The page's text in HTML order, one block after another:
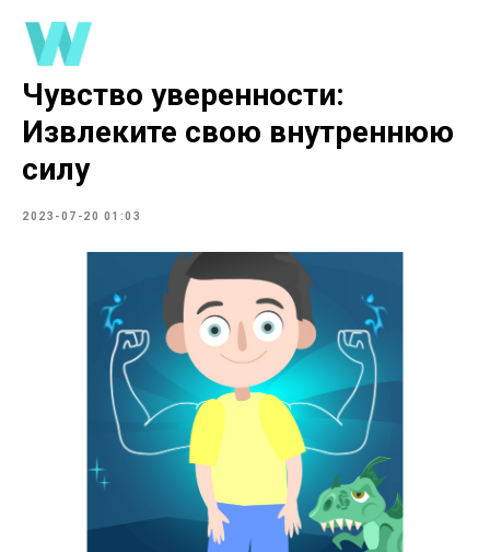
Чувство уверенности:
Извлеките свою внутреннюю
силу
2023-07-20 01:03